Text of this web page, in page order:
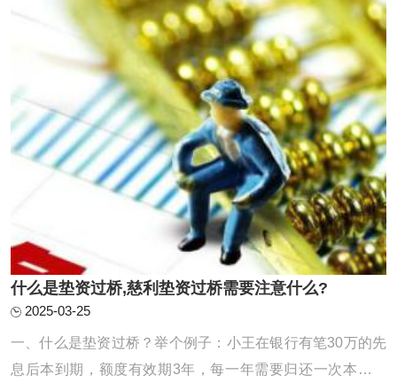
化为共同债务。例如，根据《中华人民共和国 ...
什么是垫资过桥,慈利垫资过桥需要注意什么?
2025-03-25
一、什么是垫资过桥？举个例子：小王在银行有笔30万的先
息后本到期，额度有效期3年，每一年需要归还一次本金，